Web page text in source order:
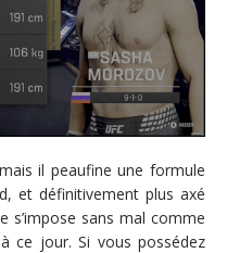
il peaufine une formule
et définitivement plus axé
s’impose sans mal comme
ce jour. Si vous possédez